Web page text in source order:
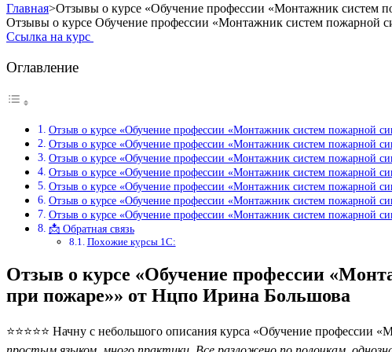
Главная>Отзывы о курсе «Обучение профессии «Монтажник систем
Отзывы о курсе Обучение профессии «Монтажник систем пожарной
Ссылка на курс
Оглавление
Отзыв о курсе «Обучение профессии «Монтажник систем пожарной
Отзыв о курсе «Обучение профессии «Монтажник систем пожарной
Отзыв о курсе «Обучение профессии «Монтажник систем пожарной
Отзыв о курсе «Обучение профессии «Монтажник систем пожарной
Отзыв о курсе «Обучение профессии «Монтажник систем пожарной
Отзыв о курсе «Обучение профессии «Монтажник систем пожарной
Отзыв о курсе «Обучение профессии «Монтажник систем пожарной
📩 Обратная связь
Похожие курсы 1С:
Отзыв о курсе «Обучение профессии
при пожаре»» от Нцпо Ирина Большова
⭐⭐⭐⭐⭐ Начну с небольшого описания курса «Обучение